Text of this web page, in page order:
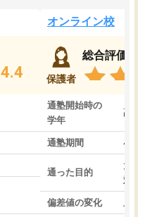
4.4
オンライン校
保護者
総合評価
通塾開始時の
学年
高3
通塾期間 4ヵ月
通った目的
大学
対策
偏差値の変化